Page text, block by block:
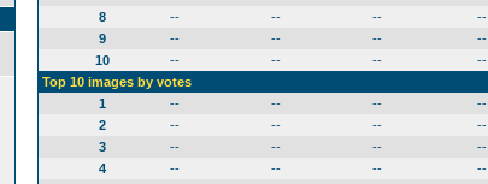
8
-- -- --
--
9
-- -- --
--
10
-- -- --
--
Top 10 images by votes
1
-- -- --
--
2
-- -- --
--
3
-- -- --
--
4
-- -- --
--